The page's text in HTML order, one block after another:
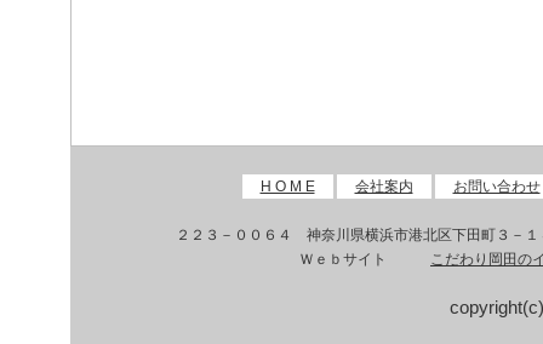
H O M E 会社案内 お問い合わせ
２２３－００６４ 神奈川県横浜市港北区下田町
Ｗｅｂサイト
こだわり岡田の